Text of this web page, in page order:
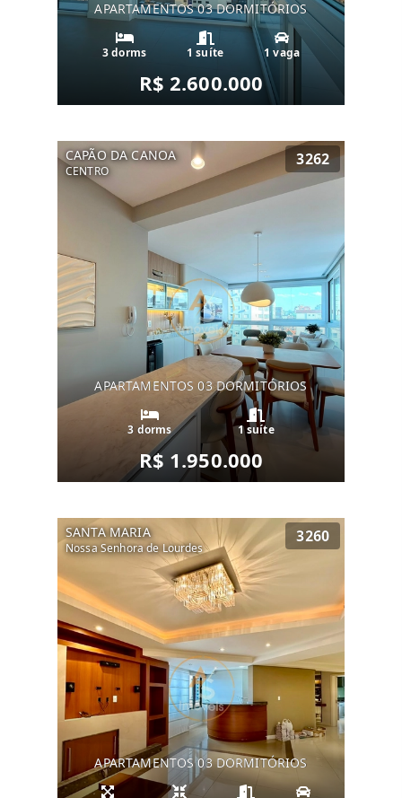
APARTAMENTOS 03 DORMITÓRIOS
3 dorms 1 suíte 1 vaga
R$ 2.600.000
CAPÃO DA CANOA
CENTRO
3262
APARTAMENTOS 03 DORMITÓRIOS
3 dorms 1 suíte
R$ 1.950.000
SANTA MARIA
Nossa Senhora de Lourdes
3260
APARTAMENTOS 03 DORMITÓRIOS